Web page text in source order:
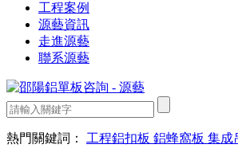
工程案例
源藝資訊
走進源藝
聯系源藝
熱門關鍵詞： 工程鋁扣板 鋁蜂窩板 集成